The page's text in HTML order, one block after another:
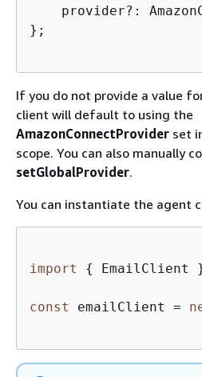
provider?:
};
If you do not provide a value
client will default to using the
AmazonConnectProvider set
scope. You can also manually
setGlobalProvider.
You can instantiate the agent
import { EmailClient
const emailClient =